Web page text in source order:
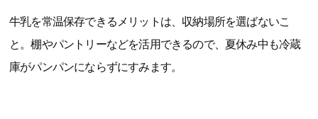
牛乳を常温保存できるメリットは、収納場所を選ばないこ
と。棚やパントリーなどを活用できるので、夏休み中も冷蔵
庫がパンパンにならずにすみます。